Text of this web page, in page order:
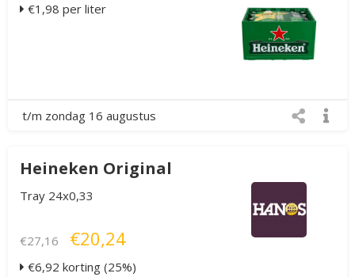
€1,98 per liter
t/m zondag 16 augustus
Heineken Original
Tray 24x0,33
€27,16 €20,24
€6,92 korting (25%)